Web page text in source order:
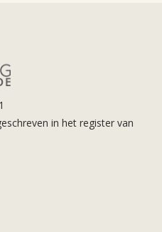
in het register van